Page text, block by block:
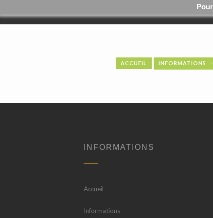
ACCUEIL INFORMATIONS
INFORMATIONS
Accueil
Informations